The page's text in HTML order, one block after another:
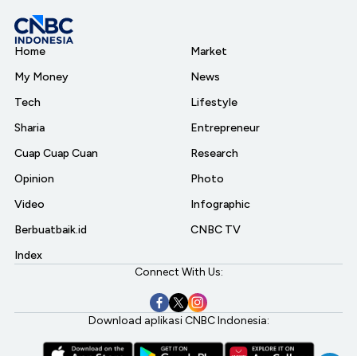
Home
My Money
Tech
Sharia
Cuap Cuap Cuan
Opinion
Video
Berbuatbaik.id
Index
Market
News
Lifestyle
Entrepreneur
Research
Photo
Infographic
CNBC TV
Connect With Us:
Download aplikasi CNBC Indonesia: